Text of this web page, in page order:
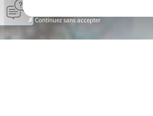
Continuez sans accepter